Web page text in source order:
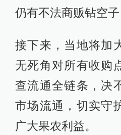
仍有不法商贩钻空子
接下来，当地将加
无死角对所有收购
查流通全链条，决
市场流通，切实守
广大果农利益。